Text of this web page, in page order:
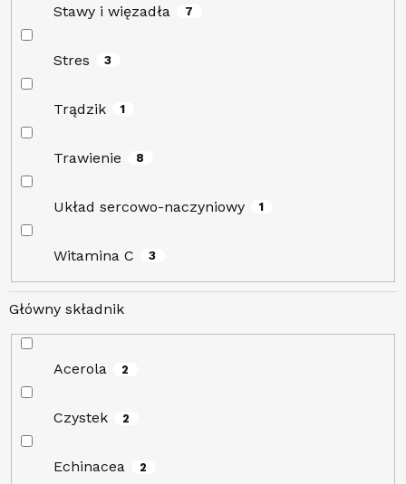
Stawy i więzadła 7
Stres 3
Trądzik 1
Trawienie 8
Układ sercowo-naczyniowy 1
Witamina C 3
Główny składnik
Acerola 2
Czystek 2
Echinacea 2